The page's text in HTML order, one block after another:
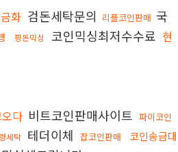
화 검돈세탁문의 리플코인판매 국
핑돈믹싱 코인믹싱최저수수료 현
다 비트코인판매사이트 파이코인
세탁 테더이체 잡코인판매
코인송금대